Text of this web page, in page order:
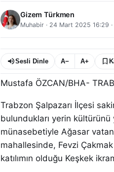
Gizem Türkmen
Muhabir · 24 Mart 2025 16:29 ·
Sesli Dinle A− A+
Mustafa ÖZCAN/BHA-
Trabzon Şalpazarı İlçesi
bulundukları yerin
münasebetiyle Ağasar
mahallesinde, Fevzi
katılımın olduğu Keşkek